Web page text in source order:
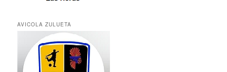
AVICOLA ZULUETA